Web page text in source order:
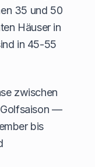
35 und 50
Häuser in
in 45-55
zwischen
Golfsaison —
bis